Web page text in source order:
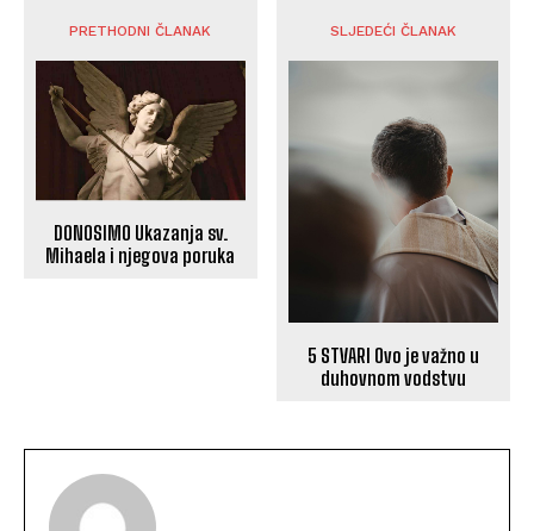
PRETHODNI ČLANAK
DONOSIMO Ukazanja sv.
Mihaela i njegova poruka
SLJEDEĆI ČLANAK
5 STVARI Ovo je važno u
duhovnom vodstvu